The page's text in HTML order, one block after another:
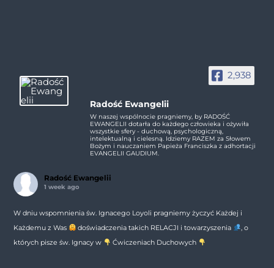
2,938
Radość Ewangelii
W naszej wspólnocie pragniemy, by RADOŚĆ
EWANGELII dotarła do każdego człowieka i ożywiła
wszystkie sfery - duchową, psychologiczną,
intelektualną i cielesną. Idziemy RAZEM za Słowem
Bożym i nauczaniem Papieża Franciszka z adhortacji
EVANGELII GAUDIUM.
Radość Ewangelii
1 week ago
W dniu wspomnienia św. Ignacego Loyoli pragniemy życzyć Każdej i
Każdemu z Was
doświadczenia takich RELACJI i towarzyszenia
, o
których pisze św. Ignacy w
Ćwiczeniach Duchowych